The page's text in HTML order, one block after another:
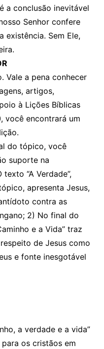
a conclusão inevitável
Senhor confere
existência. Sem Ele,
Vale a pena conhecer
artigos,
à Lições Bíblicas
você encontrará um
do tópico, você
suporte na
“A Verdade”,
apresenta Jesus,
contra as
2) No final do
e a Vida” traz
de Jesus como
e fonte inesgotável
a verdade e a vida”
os cristãos em